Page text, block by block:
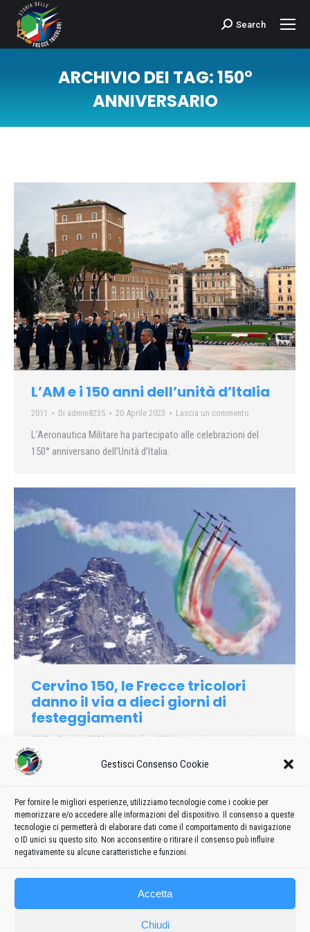
Gestisci Consenso Cookie
Per fornire le migliori esperienze, utilizziamo tecnologie come i cookie per
memorizzare e/o accedere alle informazioni del dispositivo. Il consenso a queste
tecnologie ci permetterà di elaborare dati come il comportamento di navigazione
o ID unici su questo sito. Non acconsentire o ritirare il consenso può influire
negativamente su alcune caratteristiche e funzioni.
Accetta
Chiudi
Cerca:Search
ARCHIVIO DEI TAG:150°
ANNIVERSARIO
L’AM e i 150 anni dell’unità d’Italia
2011 Di admin8235 20 Aprile 2023 Lascia un commento
L’Aeronautica Militare ha partecipato alle celebrazioni del
150° anniversario dell’Unità d’Italia.
Cervino 150, le Frecce tricolori
danno il via a dieci giorni di
festeggiamenti
2015 Di admin8235 31 Ottobre 2020 Lascia un commento
«Auguri Cervino. Oggi possiamo dirti che siamo tornati, oggi
Cervinia è tornata, oggi inizia il domani». Deborah
queste parole alle celebrazioni dei 150 anni della conquista del
Cervino. La cerimonia è iniziata in musica alle 9,30.